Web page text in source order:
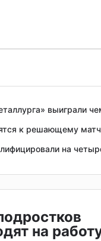
выиграли
к решающему
на
на